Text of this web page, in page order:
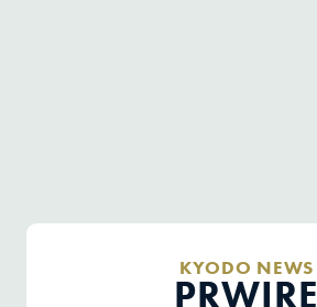
KYODO NEWS
PRWIRE